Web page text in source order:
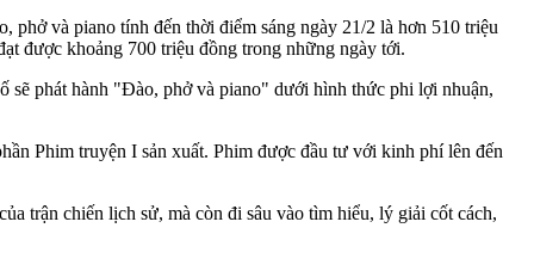
và piano tính đến thời điểm sáng ngày 21/2 là hơn 510 triệu
được khoảng 700 triệu đồng trong những ngày tới.
sẽ phát hành "Đào, phở và piano" dưới hình thức phi lợi nhuận,
Phim truyện I sản xuất. Phim được đầu tư với kinh phí lên đến
trận chiến lịch sử, mà còn đi sâu vào tìm hiểu, lý giải cốt cách,